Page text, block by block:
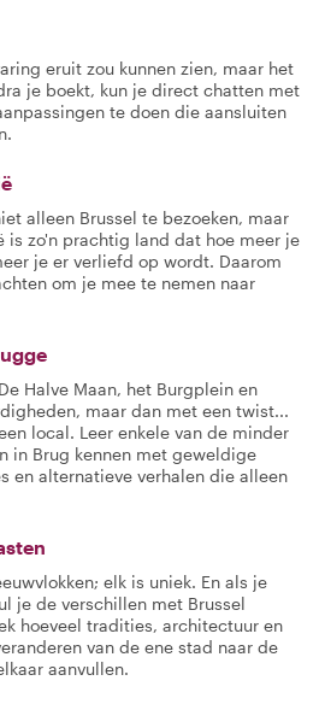
eruit zou kunnen zien, maar het
je boekt, kun je direct chatten met
te doen die aansluiten
alleen Brussel te bezoeken, maar
is zo'n prachtig land dat hoe meer je
je er verliefd op wordt. Daarom
om je mee te nemen naar
Halve Maan, het Burgplein en
maar dan met een twist...
local. Leer enkele van de minder
in Brug kennen met geweldige
en alternatieve verhalen die alleen
elk is uniek. En als je
je de verschillen met Brussel
hoeveel tradities, architectuur en
van de ene stad naar de
aanvullen.